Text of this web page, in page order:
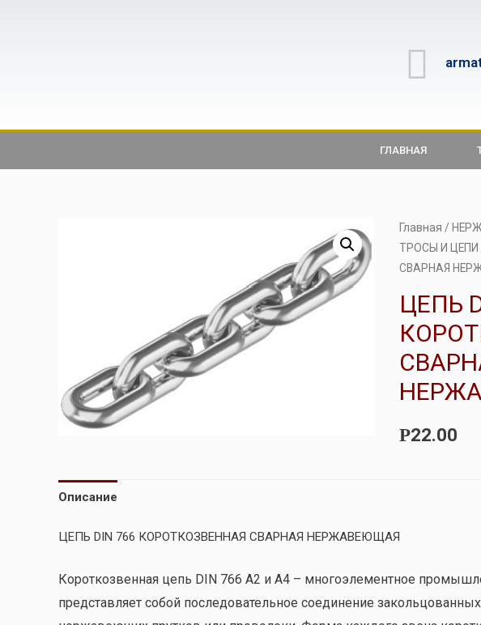
ГЛАВНАЯ
Главная /
ТРОСЫ И ЦЕПИ
СВАРНАЯ
ЦЕПЬ
Р22.00
Описание
ЦЕПЬ DIN 766 КОРОТКОЗВЕННАЯ СВАРНАЯ НЕРЖАВЕЮЩАЯ
Короткозвенная цепь DIN 766 А2 и А4 – многоэлементное
представляет собой последовательное соединение